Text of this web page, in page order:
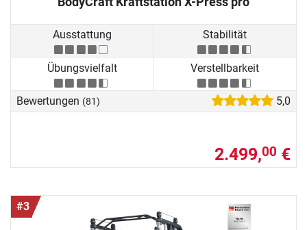
Ausstattung Stabilität
Übungsvielfalt Verstellbarkeit
Bewertungen (81) 5,0
2.499,00 €
#3